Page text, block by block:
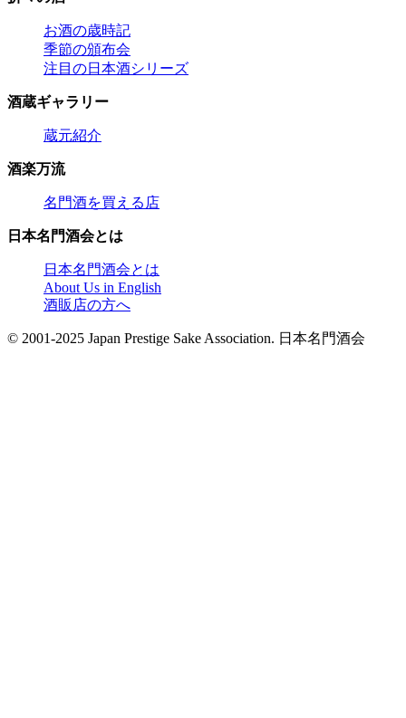
お酒の歳時記
季節の頒布会
注目の日本酒シリーズ
酒蔵ギャラリー
蔵元紹介
酒楽万流
名門酒を買える店
日本名門酒会とは
日本名門酒会とは
About Us in English
酒販店の方へ
© 2001-2025 Japan Prestige Sake Association. 日本名門酒会